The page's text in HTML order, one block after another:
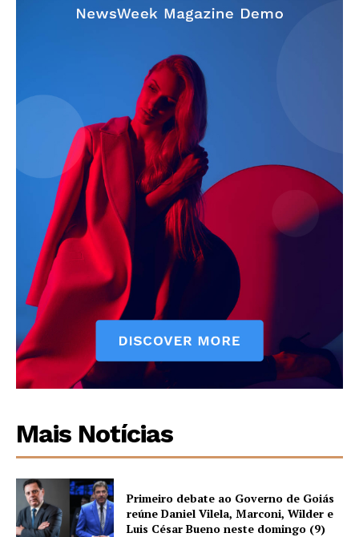
Mais Notícias
Primeiro debate ao Governo de Goiás
reúne Daniel Vilela, Marconi, Wilder e
Luis César Bueno neste domingo (9)